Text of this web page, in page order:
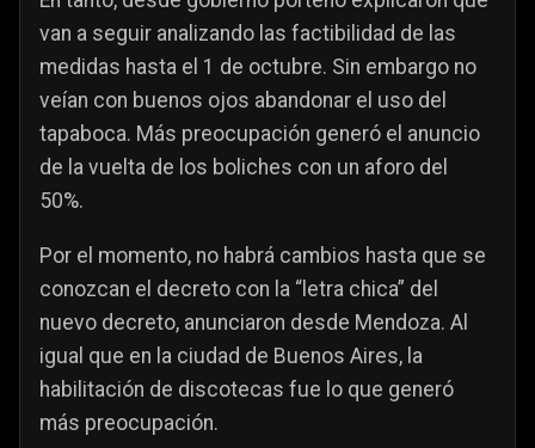
van a seguir analizando las factibilidad de las
medidas hasta el 1 de octubre. Sin embargo no
veían con buenos ojos abandonar el uso del
tapaboca. Más preocupación generó el anuncio
de la vuelta de los boliches con un aforo del
50%.
Por el momento, no habrá cambios hasta que se
conozcan el decreto con la “letra chica” del
nuevo decreto, anunciaron desde Mendoza. Al
igual que en la ciudad de Buenos Aires, la
habilitación de discotecas fue lo que generó
más preocupación.